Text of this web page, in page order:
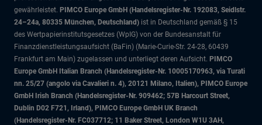
gewährleistet. PIMCO Europe GmbH (Handelsregister-Nr. 192083, Seidlstr.
24–24a, 80335 München, Deutschland) ist in Deutschland gemäß § 15
des Wertpapierinstitutsgesetzes (WpIG) von der Bundesanstalt für
Finanzdienstleistungsaufsicht (BaFin) (Marie-Curie-Str. 24-28, 60439
Frankfurt am Main) zugelassen und unterliegt deren Aufsicht. PIMCO
Europe GmbH Italian Branch (Handelsregister-Nr. 10005170963, via Turati
nn. 25/27 (angolo via Cavalieri n. 4), 20121 Milano, Italien), PIMCO Europe
GmbH Irish Branch (Handelsregister-Nr. 909462; 57B Harcourt Street,
Dublin D02 F721, Irland), PIMCO Europe GmbH UK Branch
(Handelsregister-Nr. FC037712; 11 Baker Street, London W1U 3AH,